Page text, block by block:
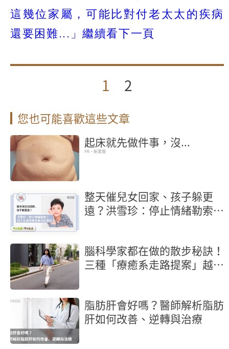
這幾位家屬，可能比對付老太太的疾病
還要困難...」繼續看下一頁
1 2
您也可能喜歡這些文章
起床就先做件事，沒...
PR・新素簡
整天催兒女回家、孩子躲更
遠？洪雪珍：停止情緒勒索！
腦科學家都在做的散步秘訣！
三種「療癒系走路提案」越走
脂肪肝會好嗎？醫師解析脂肪
肝如何改善、逆轉與治療